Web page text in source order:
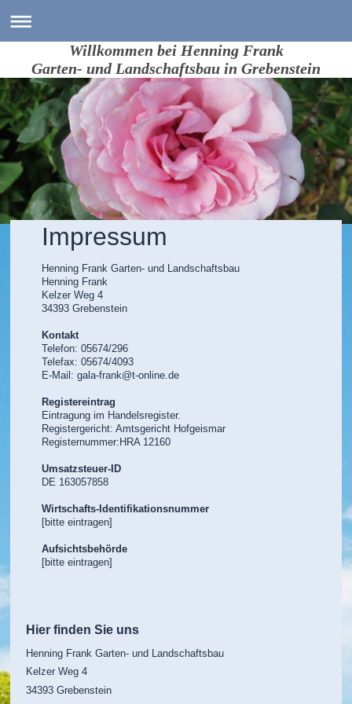
Willkommen bei Henning Frank
Garten- und Landschaftsbau in Grebenstein
Impressum
Henning Frank Garten- und Landschaftsbau
Henning Frank
Kelzer Weg 4
34393 Grebenstein
Kontakt
Telefon: 05674/296
Telefax: 05674/4093
E-Mail:gala-frank@t-online.de
Registereintrag
Eintragung im Handelsregister.
Registergericht: Amtsgericht Hofgeismar
Registernummer:HRA 12160
Umsatzsteuer-ID
DE 163057858
Wirtschafts-Identifikationsnummer
[bitte eintragen]
Aufsichtsbehörde
[bitte eintragen]
Hier finden Sie uns
Henning Frank Garten- und Landschaftsbau
Kelzer Weg 4
34393 Grebenstein